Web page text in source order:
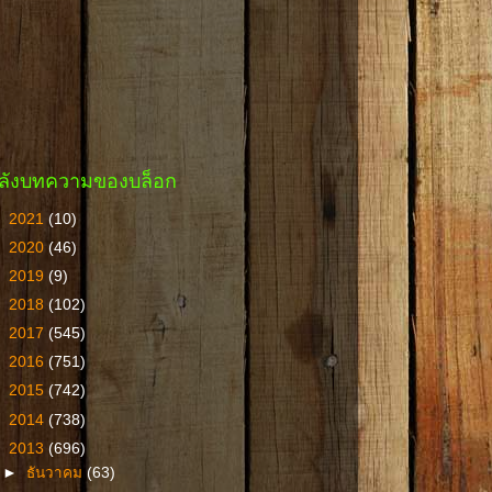
งบทความของบล็อก
2021 (10)
2020 (46)
2019 (9)
2018 (102)
2017 (545)
2016 (751)
2015 (742)
2014 (738)
2013 (696)
► ธันวาคม(63)